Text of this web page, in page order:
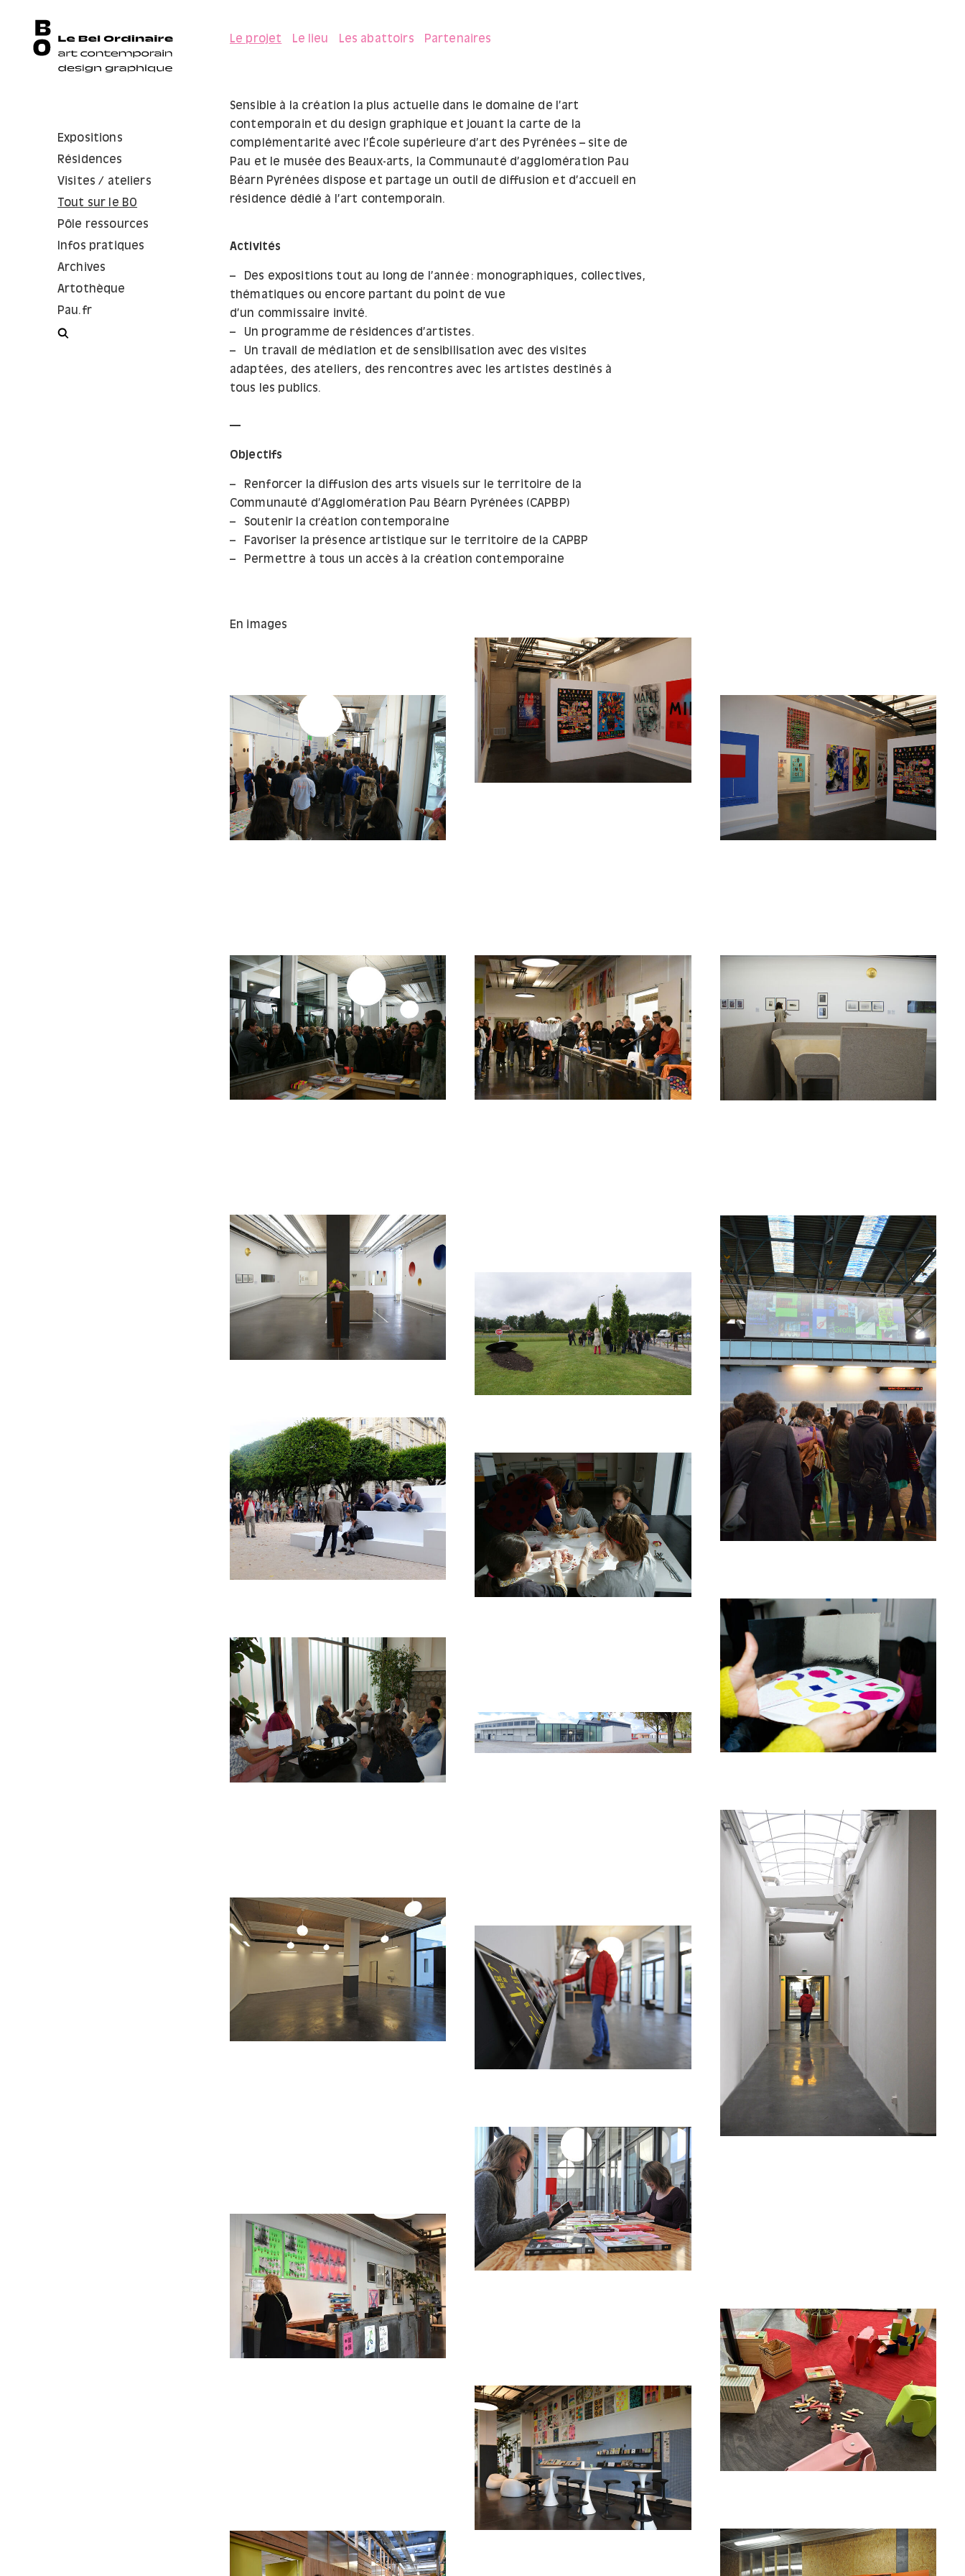
Expositions
Résidences
Visites / ateliers
Tout sur le BO
Pôle ressources
Infos pratiques
Archives
Artothèque
Pau.fr
Rechercher
Le projet Le lieu Les abattoirs Partenaires
Sensible à la création la plus actuelle dans le domaine de l’art
contemporain et du design graphique et jouant la carte de la
complémentarité avec l’École supérieure d’art des Pyrénées – site de
Pau et le musée des Beaux-arts, la Communauté d’agglomération Pau
Béarn Pyrénées dispose et partage un outil de diffusion et d’accueil en
résidence dédié à l’art contemporain.
Activités
Des expositions tout au long de l’année : monographiques, collectives,
thématiques ou encore partant du point de vue
d’un commissaire invité.
Un programme de résidences d’artistes.
Un travail de médiation et de sensibilisation avec des visites
adaptées, des ateliers, des rencontres avec les artistes destinés à
tous les publics.
Objectifs
Renforcer la diffusion des arts visuels sur le territoire de la
Communauté d’Agglomération Pau Béarn Pyrénées (CAPBP)
Soutenir la création contemporaine
Favoriser la présence artistique sur le territoire de la CAPBP
Permettre à tous un accès à la création contemporaine
En images